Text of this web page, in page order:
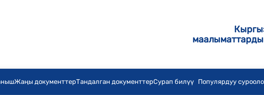
Жаңы документтерТандалган документтерСурап билүү Популярдуу